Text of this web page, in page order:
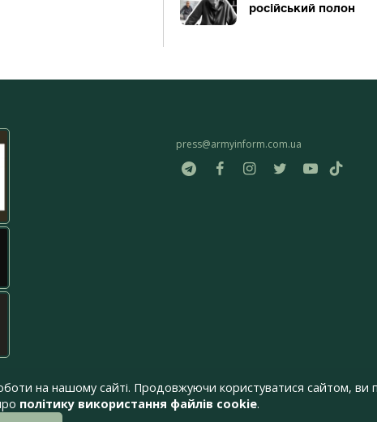
російський полон
press@armyinform.com.ua
на нашому сайті. Продовжуючи користуватися сайтом, ви
політику використання файлів cookie.